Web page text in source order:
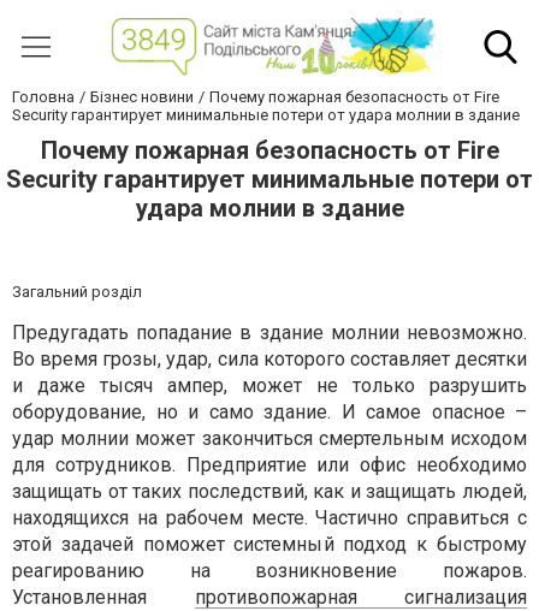
Головна Бізнес новини
Почему пожарная безопасность от Fire
Security гарантирует минимальные потери от удара молнии в здание
Почему пожарная безопасность от Fire
Security гарантирует минимальные потери от
удара молнии в здание
Загальний розділ
Предугадать попадание в здание молнии невозможно.
Во время грозы, удар, сила которого составляет десятки
и даже тысяч ампер, может не только разрушить
оборудование, но и само здание. И самое опасное –
удар молнии может закончиться смертельным исходом
для сотрудников. Предприятие или офис необходимо
защищать от таких последствий, как и защищать людей,
находящихся на рабочем месте. Частично справиться с
этой задачей поможет системный подход к быстрому
реагированию на возникновение пожаров.
Установленная противопожарная сигнализация